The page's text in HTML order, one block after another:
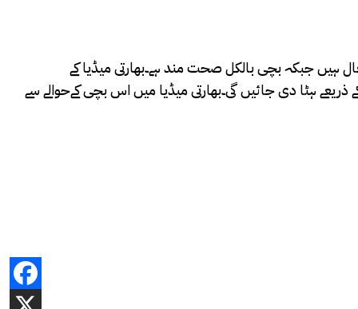
و غریب بیماری کے باعث بچی کی 2 اضافی ٹانگیں ہیں جو غیر فعال ہیں جبکہ بچی بالکل صحت مند ہے۔بھارتی میڈیا کے
معائنہ کیا جا رہا ہے، اگر اسے کوئی اور بیماری نہ ہوئی تو اس کی اضافی 2 ٹانگیں آپریشن کے ذریعے ہٹا دی جائیں گی۔بھارتی میڈیا میں اس بچی کےحوالے سے